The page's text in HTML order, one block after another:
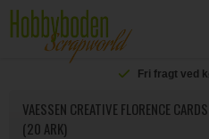
Fri fragt ved
VAESSEN CREATIVE FLORENCE
(20 ARK)